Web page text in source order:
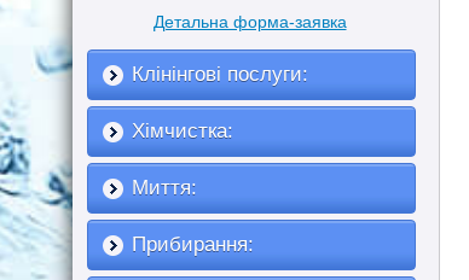
Детальна форма-заявка
Клінінгові послуги:
Хімчистка:
Миття:
Прибирання: